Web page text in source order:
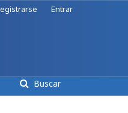
Buscar
Entrar